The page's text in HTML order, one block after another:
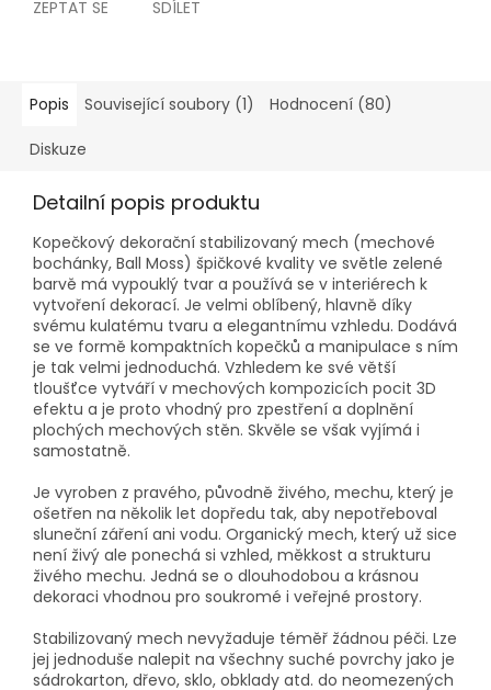
ZEPTAT SE SDÍLET
Popis Související soubory (1) Hodnocení (80)
Diskuze
Detailní popis produktu
Kopečkový dekorační stabilizovaný mech (mechové
bochánky, Ball Moss) špičkové kvality ve světle zelené
barvě má vypouklý tvar a používá se v interiérech k
vytvoření dekorací. Je velmi oblíbený, hlavně díky
svému kulatému tvaru a elegantnímu vzhledu. Dodává
se ve formě kompaktních kopečků a manipulace s ním
je tak velmi jednoduchá. Vzhledem ke své větší
tloušťce vytváří v mechových kompozicích pocit 3D
efektu a je proto vhodný pro zpestření a doplnění
plochých mechových stěn. Skvěle se však vyjímá i
samostatně.
Je vyroben z pravého, původně živého, mechu, který je
ošetřen na několik let dopředu tak, aby nepotřeboval
sluneční záření ani vodu. Organický mech, který už sice
není živý ale ponechá si vzhled, měkkost a strukturu
živého mechu. Jedná se o dlouhodobou a krásnou
dekoraci vhodnou pro soukromé i veřejné prostory.
Stabilizovaný mech nevyžaduje téměř žádnou péči. Lze
jej jednoduše nalepit na všechny suché povrchy jako je
sádrokarton, dřevo, sklo, obklady atd. do neomezených